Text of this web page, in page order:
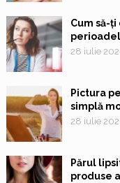
Cum să-
28 iulie
Pictura
simplă
28 iulie
Părul
produse